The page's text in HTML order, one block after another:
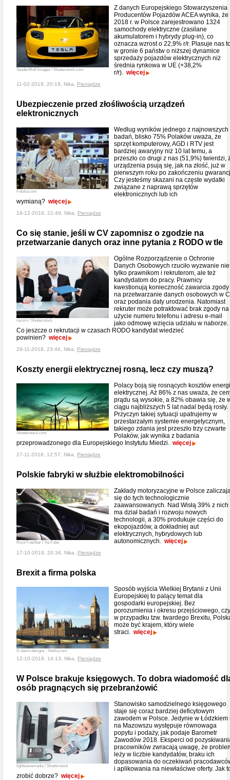
VanderWolf Images / Shutterstock.com
Z danych Europejskiego Stowarzyszenia
Producentów Pojazdów ACEA wynika, że
2018 r. w Polsce zarejestrowano 1324
samochody elektryczne (zasilane
akumulatorem i hybrydy plug-in), co
oznacza wzrost o 22,9% r/r. Plasuje nas
w gronie 6 państw o niższej dynamice
sprzedaży pojazdów elektrycznych niż
średnia rynkowa w UE (+38,2%
r/r). więcej
11-02-2019, 20:19, Nika, Pieniądze
Ubezpieczenie przed złośliwością urządzeń
elektronicznych
Fotolia.com
Według wyników jednego z najnowszych
badań, blisko 75% Polaków uważa, że
sprzęt komputerowy, AGD i RTV jest
bardziej awaryjny niż 10 lat temu, a
przeszło co drugi z nas (51,9%) twierdzi,
urządzenia psują się, jak na złość, już w
pierwszym roku po zakończeniu
Czy jesteśmy skazani na częste wydatki
związane z naprawą sprzętów
elektronicznych lub ich
wymianą? więcej
18-12-2018, 22:49, Nika, Pieniądze
Co się stanie, jeśli w CV zapomnisz o zgodzie na
przetwarzanie danych oraz inne pytania z RODO w tle
racorn / Shutterstock
Ogólne Rozporządzenie o Ochronie
Danych Osobowych rzuciło wyzwanie nie
tylko prawnikom i rekruterom, ale też
kandydatom do pracy. Prawnicy
kwestionują konieczność zawarcia zgody
na przetwarzanie danych osobowych w
oraz podania daty urodzenia. Natomiast
rekruter może potraktować brak zgody na
użycie numeru telefonu i adresu e-mail
jako odmowę wzięcia udziału w naborze.
Co jeszcze o rekrutacji w czasach RODO kandydat wiedzieć
powinien? więcej
29-11-2018, 23:46, Nika, Pieniądze
Koszty energii elektrycznej rosną, lecz czy muszą?
Shutterstock.com
Polacy boją się rosnących kosztów
elektrycznej. Aż 86% z nas uważa, że
prądu są wysokie, a 82% obawia się, że
ciągu najbliższych 5 lat nadal będą rosły.
Przyczyn takiej sytuacji upatrujemy w
przestarzałym systemie energetycznym,
takiego zdania jest przeszło trzy czwarte
Polaków, jak wynika z badania
przeprowadzonego dla Europejskiego Instytutu Miedzi. więcej
27-11-2018, 12:57, Nika, Pieniądze
Polskie fabryki w służbie elektromobilności
RockTreeStar / YouTube
Zakłady motoryzacyjne w Polsce
się do tych technologicznie
zaawansowanych. Nad Wisłą 39% z nich
ma dział badań i rozwoju nowych
technologii, a 30% produkuje części do
ekopojazdów, a dokładniej aut
elektrycznych, hybrydowych lub
autonomicznych. więcej
17-10-2018, 20:34, Nika, Pieniądze
Brexit a firma polska
© damn designs - fotolia.com
Sposób wyjścia Wielkiej Brytanii z Unii
Europejskiej to palący temat dla
gospodarki europejskiej. Bez
porozumienia i okresu przejściowego,
w przypadku tzw. twardego Brexitu,
może być krajem, który wiele
straci. więcej
12-10-2018, 14:13, Nika, Pieniądze
W Polsce brakuje księgowych. To dobra wiadomość
osób pragnących się przebranżowić
lightwavemedia / Shutterstock
Stanowisko samodzielnego księgowego
staje się coraz bardziej deficytowym
zawodem w Polsce. Jedynie w Łódzkiem
na Mazowszu występuje równowaga
popytu i podaży, jak podaje Barometr
Zawodów 2018. Eksperci od
pracowników zwracają uwagę, że
leży w liczbie kandydatów, braku ich
dopasowania do oczekiwań
i aplikowania na niewłaściwe oferty. Jak
zrobić dobrze? więcej